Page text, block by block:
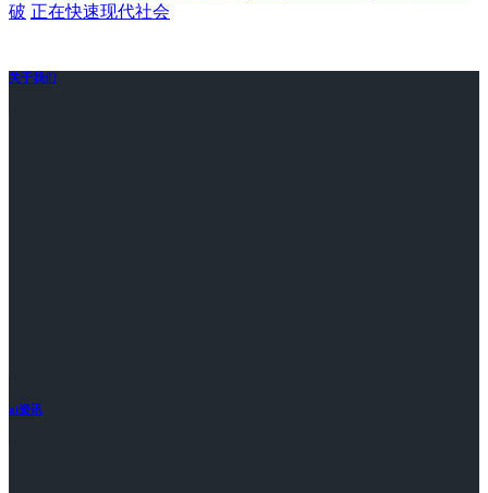
破 正在快速现代社会
关于我们
ai资讯